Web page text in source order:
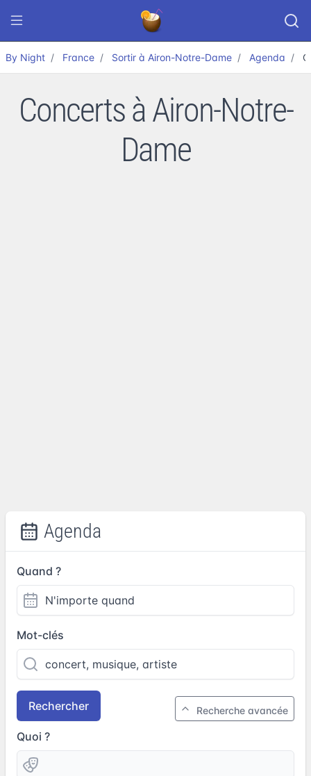
By Night France Sortir à Airon-Notre-Dame Agenda
Concerts à Airon-Notre-
Dame
Agenda
Quand ?
Mot-clés
Rechercher Recherche avancée
Quoi ?